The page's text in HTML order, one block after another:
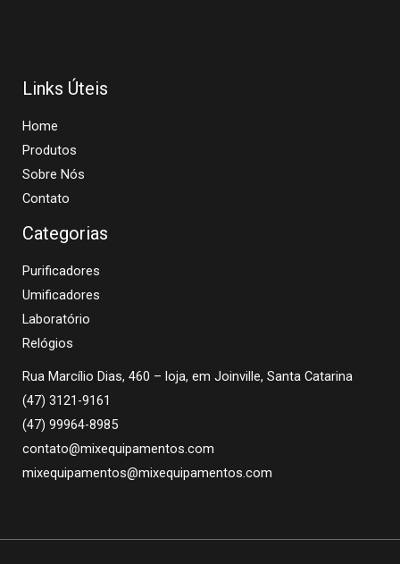
Links Úteis
Home
Produtos
Sobre Nós
Contato
Categorias
Purificadores
Umificadores
Laboratório
Relógios
Rua Marcílio Dias, 460 – loja, em Joinville, Santa Catarina
(47) 3121-9161
(47) 99964-8985
contato@mixequipamentos.com
mixequipamentos@mixequipamentos.com